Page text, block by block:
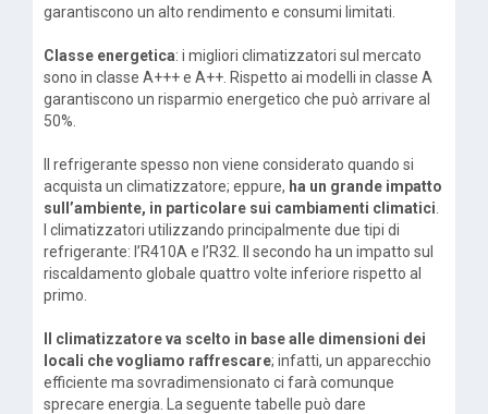
garantiscono un alto rendimento e consumi limitati.
Classe energetica: i migliori climatizzatori sul mercato
sono in classe A+++ e A++. Rispetto ai modelli in classe A
garantiscono un risparmio energetico che può arrivare al
50%.
Il refrigerante spesso non viene considerato quando si
acquista un climatizzatore; eppure, ha un grande impatto
sull’ambiente, in particolare sui cambiamenti climatici
I climatizzatori utilizzando principalmente due tipi di
refrigerante: l’R410A e l’R32. Il secondo ha un impatto sul
riscaldamento globale quattro volte inferiore rispetto al
primo.
Il climatizzatore va scelto in base alle dimensioni dei
locali che vogliamo raffrescare; infatti, un apparecchio
efficiente ma sovradimensionato ci farà comunque
sprecare energia. La seguente tabelle può dare